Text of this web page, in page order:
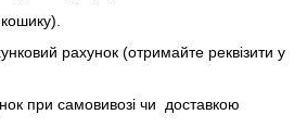
рахунок (отримайте реквізити у
при самовивозі чи доставкою